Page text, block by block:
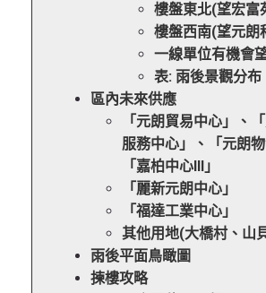
樓盤東北(望宏富
樓盤西南(望元朗
一線單位有機會
表: 雨後景觀分布
區內未來供應
「元朗貿易中心」、
服務中心」、「元朗
「嘉柏中心III」
「麗新元朗中心」
「福達工業中心」
其他用地(大橋村、山
雨後平面鳥瞰圖
揀樓攻略